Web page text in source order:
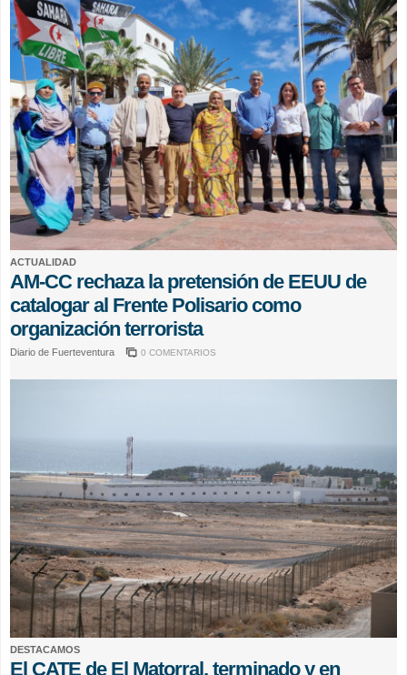
ACTUALIDAD
AM-CC rechaza la pretensión de EEUU de
catalogar al Frente Polisario como
organización terrorista
Diario de Fuerteventura 0 COMENTARIOS
DESTACAMOS
El CATE de El Matorral, terminado y en